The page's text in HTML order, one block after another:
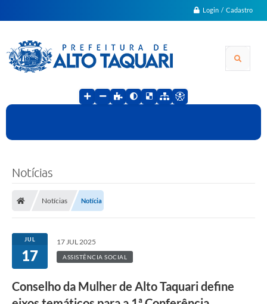
Login / Cadastro
Notícias
Notícias Notícia
JUL
17
17 JUL 2025
ASSISTÊNCIA SOCIAL
Conselho da Mulher de Alto Taquari define